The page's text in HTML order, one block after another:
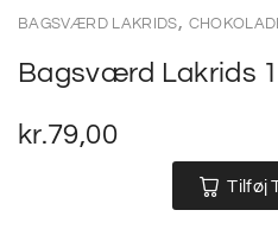
BAGSVÆRD LAKRIDS,
Bagsværd Lakrids
kr.79,00
Tilføj